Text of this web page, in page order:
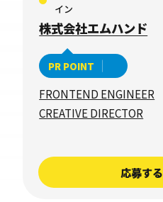
イン
株式会社エムハンド
PR POINT
FRONTEND ENGINEER
CREATIVE DIRECTOR
応募する